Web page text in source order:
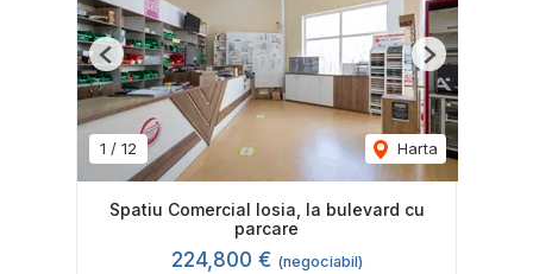
1 / 12 Harta
Previous Next
Spatiu Comercial Iosia, la bulevard cu
parcare
224,800 € (negociabil)